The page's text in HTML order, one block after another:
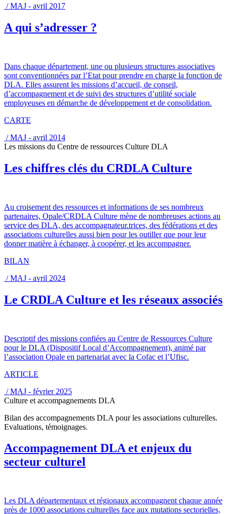
/ MAJ - avril 2017
A qui s’adresser ?
Dans chaque département, une ou plusieurs structures associatives
sont conventionnées par l’Etat pour prendre en charge la fonction de
DLA. Elles assurent les missions d’accueil, de conseil,
d’accompagnement et de suivi des structures d’utilité sociale
employeuses en démarche de développement et de consolidation.
CARTE
/ MAJ - avril 2014
Les missions du Centre de ressources Culture DLA
Les chiffres clés du CRDLA Culture
Au croisement des ressources et informations de ses nombreux
partenaires, Opale/CRDLA Culture mène de nombreuses actions au
service des DLA, des accompagnateur.trices, des fédérations et des
associations culturelles aussi bien pour les outiller que pour leur
donner matière à échanger, à coopérer, et les accompagner.
BILAN
/ MAJ - avril 2024
Le CRDLA Culture et les réseaux associés
Descriptif des missions confiées au Centre de Ressources Culture
pour le DLA (Dispositif Local d’Accompagnement), animé par
l’association Opale en partenariat avec la Cofac et l’Ufisc.
ARTICLE
/ MAJ - février 2025
Culture et accompagnements DLA
Bilan des accompagnements DLA pour les associations culturelles.
Evaluations, témoignages.
Accompagnement DLA et enjeux du
secteur culturel
Les DLA départementaux et régionaux accompagnent chaque année
près de 1000 associations culturelles face aux mutations sectorielles,